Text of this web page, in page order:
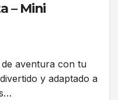
– Mini
aventura con tu
y adaptado a